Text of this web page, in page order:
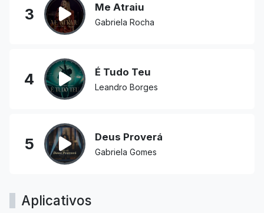
3 Me Atraiu
Gabriela Rocha
4 É Tudo Teu
Leandro Borges
5 Deus Proverá
Gabriela Gomes
Aplicativos